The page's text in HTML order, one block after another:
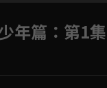
年篇 ：第1集